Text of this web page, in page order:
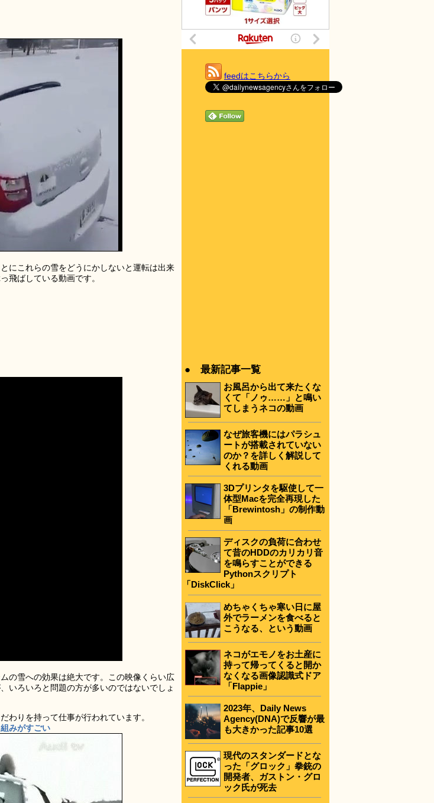
にこれらの雪をどうにかしないと運転は出来
飛ばしている動画です。
の雪への効果は絶大です。この映像くらい広
いろいろと問題の方が多いのではないでしょ
わりを持って仕事が行われています。
みがすごい
feedはこちらから
● 最新記事一覧
お風呂から出て来たくな
くて「ノゥ……」と鳴い
てしまうネコの動画
なぜ旅客機にはパラシュ
ートが搭載されていない
のか？を詳しく解説して
くれる動画
3Dプリンタを駆使して一
体型Macを完全再現した
「Brewintosh」の制作動
画
ディスクの負荷に合わせ
て昔のHDDのカリカリ音
を鳴らすことができる
Pythonスクリプト
「DiskClick」
めちゃくちゃ寒い日に屋
外でラーメンを食べると
こうなる、という動画
ネコがエモノをお土産に
持って帰ってくると開か
なくなる画像認識式ドア
「Flappie」
2023年、Daily News
Agency(DNA)で反響が最
も大きかった記事10選
現代のスタンダードとな
った「グロック」拳銃の
開発者、ガストン・グロ
ック氏が死去